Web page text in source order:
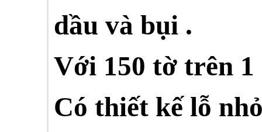
dầu và bụi .
Với 150 tờ trên
Có thiết kế lỗ